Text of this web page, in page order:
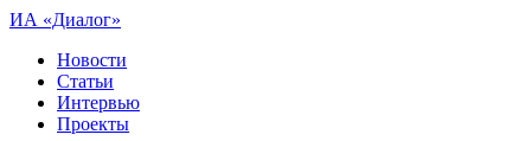
ИА «Диалог»
Новости
Статьи
Интервью
Проекты